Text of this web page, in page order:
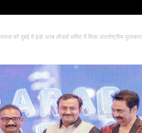
को दुबई में इंडो अरब लीडर्स समिट में मिला अंतर्राष्ट्रीय पुरस्कार